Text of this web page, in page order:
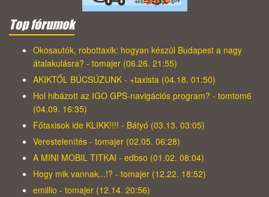
Top fórumok
Okosautók, robottaxik: hogyan készül Budapest a nagy
átalakulásra? - tomajer (06.26. 21:55)
AKIKTŐL BÚCSÚZUNK - +taxista (04.18. 01:50)
Hol hibázott az IGO GPS-navigációs program? - tomtom6
(04.09. 16:35)
Főtaxisok ide KLIKK!!!! - Bátyó (03.13. 03:05)
Verestelenítés - tomajer (02.05. 06:28)
A MINI MOBIL TITKAI - edbso (01.02. 08:04)
Hogy mik vannak...!? - tomajer (12.22. 18:52)
emillio - tomajer (12.14. 20:56)